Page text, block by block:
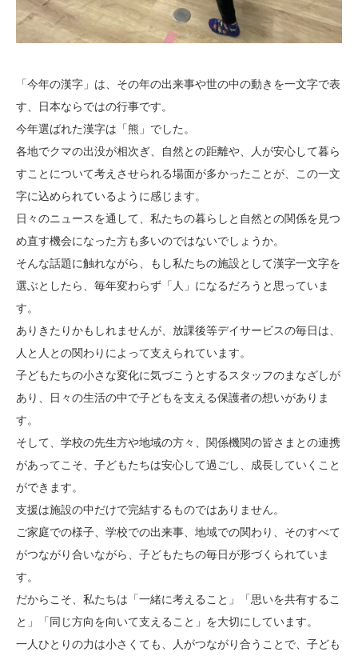
「今年の漢字」は、その年の出来事や世の中の動きを一文字で表
す、日本ならではの行事です。
今年選ばれた漢字は「熊」でした。
各地でクマの出没が相次ぎ、自然との距離や、人が安心して暮ら
すことについて考えさせられる場面が多かったことが、この一文
字に込められているように感じます。
日々のニュースを通して、私たちの暮らしと自然との関係を見つ
め直す機会になった方も多いのではないでしょうか。
そんな話題に触れながら、もし私たちの施設として漢字一文字を
選ぶとしたら、毎年変わらず「人」になるだろうと思っていま
す。
ありきたりかもしれませんが、放課後等デイサービスの毎日は、
人と人との関わりによって支えられています。
子どもたちの小さな変化に気づこうとするスタッフのまなざしが
あり、日々の生活の中で子どもを支える保護者の想いがありま
す。
そして、学校の先生方や地域の方々、関係機関の皆さまとの連携
があってこそ、子どもたちは安心して過ごし、成長していくこと
ができます。
支援は施設の中だけで完結するものではありません。
ご家庭での様子、学校での出来事、地域での関わり、そのすべて
がつながり合いながら、子どもたちの毎日が形づくられていま
す。
だからこそ、私たちは「一緒に考えること」「思いを共有するこ
と」「同じ方向を向いて支えること」を大切にしています。
一人ひとりの力は小さくても、人がつながり合うことで、子ども